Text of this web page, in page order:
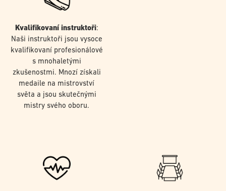
Kvalifikovaní instruktoři:
Naši instruktoři jsou vysoce
kvalifikovaní profesionálové
s mnohaletými
zkušenostmi. Mnozí získali
medaile na mistrovství
světa a jsou skutečnými
mistry svého oboru.